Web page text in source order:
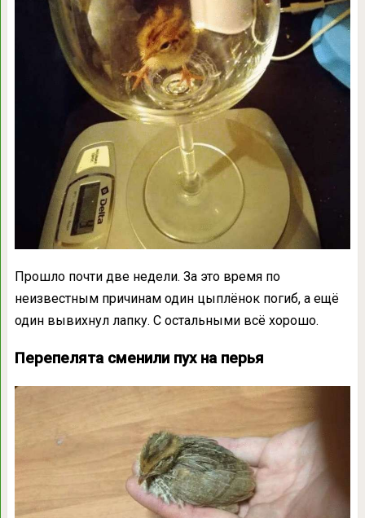
Прошло почти две недели. За это время по
неизвестным причинам один цыплёнок погиб, а ещё
один вывихнул лапку. С остальными всё хорошо.
Перепелята сменили пух на перья